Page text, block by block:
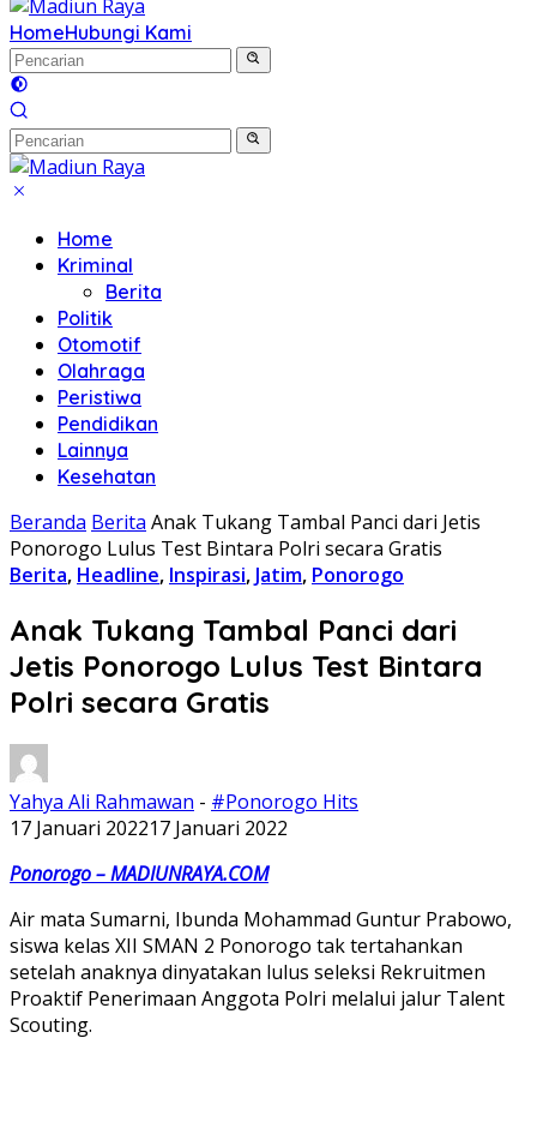
HomeHubungi Kami
Home
Kriminal
Berita
Politik
Otomotif
Olahraga
Peristiwa
Pendidikan
Lainnya
Kesehatan
Beranda Berita Anak Tukang Tambal Panci dari Jetis
Ponorogo Lulus Test Bintara Polri secara Gratis
Berita, Headline, Inspirasi, Jatim, Ponorogo
Anak Tukang Tambal Panci dari
Jetis Ponorogo Lulus Test Bintara
Polri secara Gratis
Yahya Ali Rahmawan - #Ponorogo Hits
17 Januari 202217 Januari 2022
Ponorogo – MADIUNRAYA.COM
Air mata Sumarni, Ibunda Mohammad Guntur Prabowo,
siswa kelas XII SMAN 2 Ponorogo tak tertahankan
setelah anaknya dinyatakan lulus seleksi Rekruitmen
Proaktif Penerimaan Anggota Polri melalui jalur Talent
Scouting.